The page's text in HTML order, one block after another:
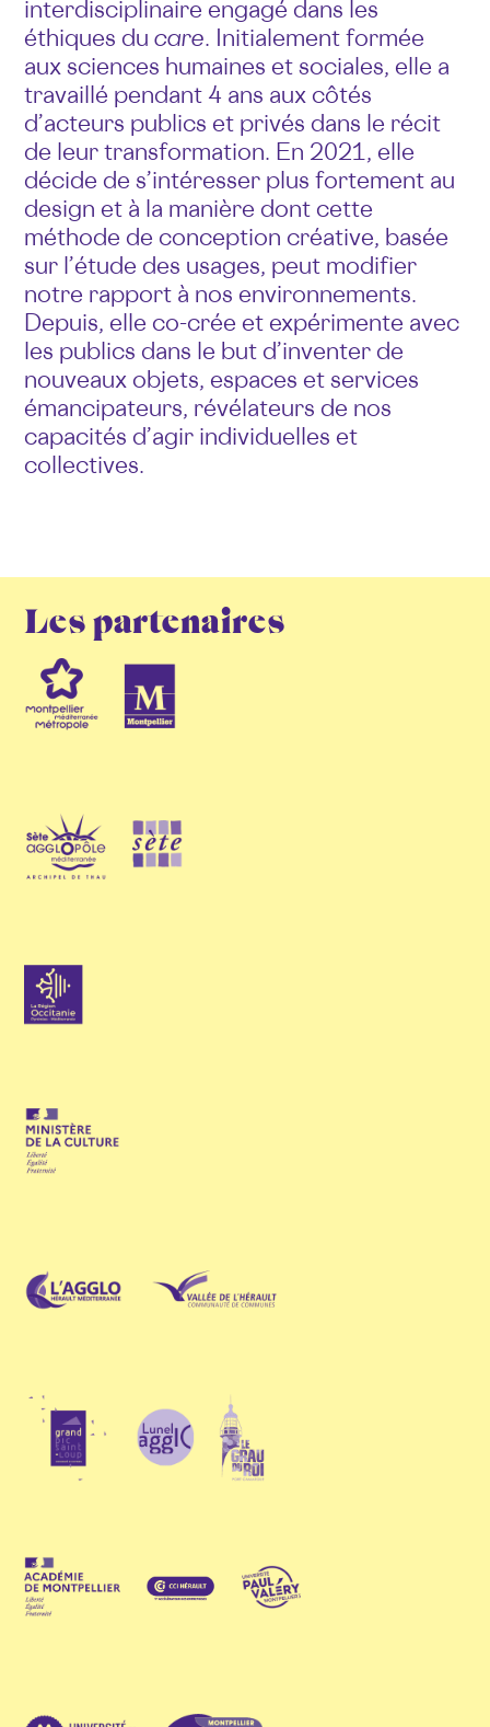
interdisciplinaire engagé dans les
éthiques du care. Initialement formée
aux sciences humaines et sociales, elle a
travaillé pendant 4 ans aux côtés
d’acteurs publics et privés dans le récit
de leur transformation. En 2021, elle
décide de s’intéresser plus fortement au
design et à la manière dont cette
méthode de conception créative, basée
sur l’étude des usages, peut modifier
notre rapport à nos environnements.
Depuis, elle co-crée et expérimente avec
les publics dans le but d’inventer de
nouveaux objets, espaces et services
émancipateurs, révélateurs de nos
capacités d’agir individuelles et
collectives.
Les partenaires